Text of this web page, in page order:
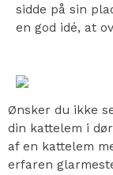
sidde på sin
en god idé, at
Ønsker du ikke
din kattelem i
af en kattelem
erfaren